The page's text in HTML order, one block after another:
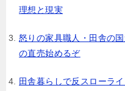
理想と現実
怒りの家具職人・田舎の
の直売始めるぞ
田舎暮らしで反スローラ